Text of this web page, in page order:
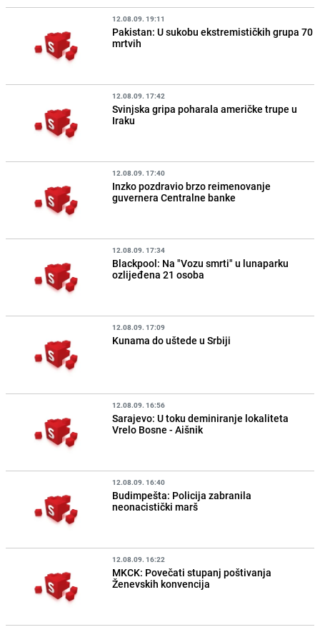
12.08.09. 19:11
Pakistan: U sukobu ekstremističkih grupa 70
mrtvih
12.08.09. 17:42
Svinjska gripa poharala američke trupe u
Iraku
12.08.09. 17:40
Inzko pozdravio brzo reimenovanje
guvernera Centralne banke
12.08.09. 17:34
Blackpool: Na "Vozu smrti" u lunaparku
ozlijeđena 21 osoba
12.08.09. 17:09
Kunama do uštede u Srbiji
12.08.09. 16:56
Sarajevo: U toku deminiranje lokaliteta
Vrelo Bosne - Aišnik
12.08.09. 16:40
Budimpešta: Policija zabranila
neonacistički marš
12.08.09. 16:22
MKCK: Povečati stupanj poštivanja
Ženevskih konvencija